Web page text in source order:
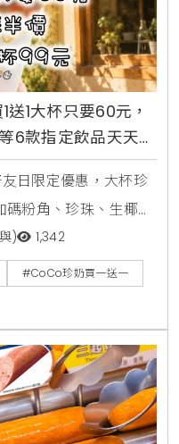
1大杯只要60元，
6款指定飲品天天2
日限定優惠，大杯珍
粉角、珍珠、生椰職
來寶2杯99元好康，
6款指定飲品任選 。
) 1,342
#CoCo珍奶買一送一